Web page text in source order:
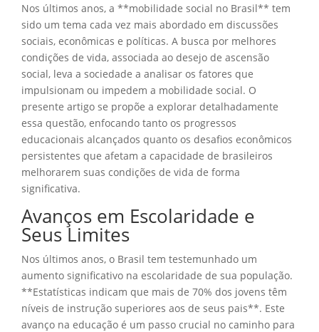
Nos últimos anos, a **mobilidade social no Brasil** tem
sido um tema cada vez mais abordado em discussões
sociais, econômicas e políticas. A busca por melhores
condições de vida, associada ao desejo de ascensão
social, leva a sociedade a analisar os fatores que
impulsionam ou impedem a mobilidade social. O
presente artigo se propõe a explorar detalhadamente
essa questão, enfocando tanto os progressos
educacionais alcançados quanto os desafios econômicos
persistentes que afetam a capacidade de brasileiros
melhorarem suas condições de vida de forma
significativa.
Avanços em Escolaridade e
Seus Limites
Nos últimos anos, o Brasil tem testemunhado um
aumento significativo na escolaridade de sua população.
**Estatísticas indicam que mais de 70% dos jovens têm
níveis de instrução superiores aos de seus pais**. Este
avanço na educação é um passo crucial no caminho para